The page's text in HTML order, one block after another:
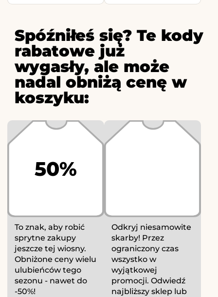
Spóźniłeś się? Te kody
rabatowe już
wygasły, ale może
nadal obniżą cenę w
koszyku:
50%
To znak, aby robić
sprytne zakupy
jeszcze tej wiosny.
Obniżone ceny wielu
ulubieńców tego
sezonu - nawet do
-50%!
Odkryj niesamowite
skarby! Przez
ograniczony czas
wszystko w
wyjątkowej
promocji. Odwiedź
najbliższy sklep lub